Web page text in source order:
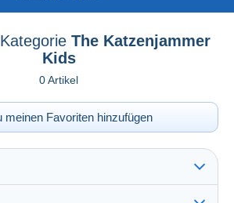
The Katzenjammer
Kids
0 Artikel
meinen Favoriten hinzufügen